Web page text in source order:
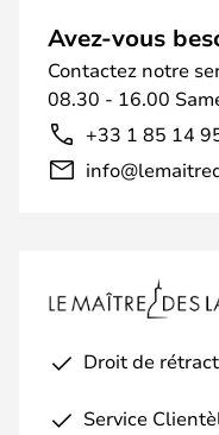
Avez-vous
Contactez notre
08.30 - 16.00
+33 1 85 14
Droit de
Service